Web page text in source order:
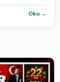
Oku →